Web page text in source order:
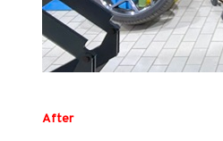
After